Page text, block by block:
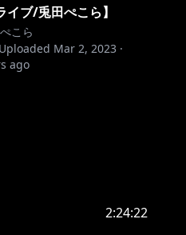
ブ/兎田ぺこら】
こら
Uploaded Mar 2, 2023 ·
ago
2:24:22